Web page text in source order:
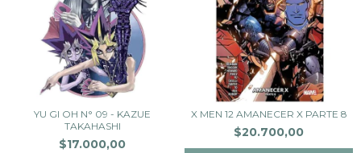
YU GI OH N° 09 - KAZUE
TAKAHASHI
$17.000,00
X MEN 12 AMANECER X PARTE 8
$20.700,00